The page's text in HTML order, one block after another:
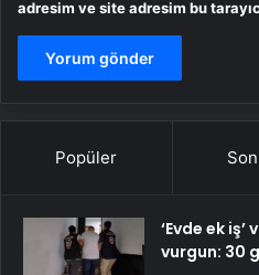
adresim ve site adresim bu
Popüler Son
‘Evde ek
vurgun: 30